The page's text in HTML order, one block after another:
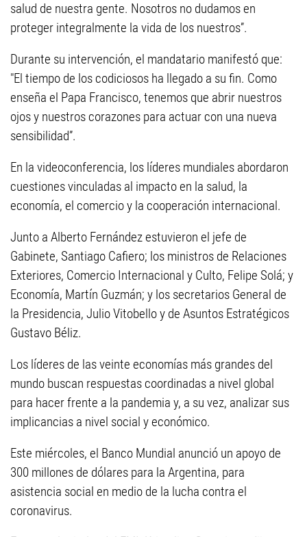
salud de nuestra gente. Nosotros no dudamos en
proteger integralmente la vida de los nuestros”.
Durante su intervención, el mandatario manifestó que:
"El tiempo de los codiciosos ha llegado a su fin. Como
enseña el Papa Francisco, tenemos que abrir nuestros
ojos y nuestros corazones para actuar con una nueva
sensibilidad”.
En la videoconferencia, los líderes mundiales abordaron
cuestiones vinculadas al impacto en la salud, la
economía, el comercio y la cooperación internacional.
Junto a Alberto Fernández estuvieron el jefe de
Gabinete, Santiago Cafiero; los ministros de Relaciones
Exteriores, Comercio Internacional y Culto, Felipe Solá; y
Economía, Martín Guzmán; y los secretarios General de
la Presidencia, Julio Vitobello y de Asuntos Estratégicos
Gustavo Béliz.
Los líderes de las veinte economías más grandes del
mundo buscan respuestas coordinadas a nivel global
para hacer frente a la pandemia y, a su vez, analizar sus
implicancias a nivel social y económico.
Este miércoles, el Banco Mundial anunció un apoyo de
300 millones de dólares para la Argentina, para
asistencia social en medio de la lucha contra el
coronavirus.